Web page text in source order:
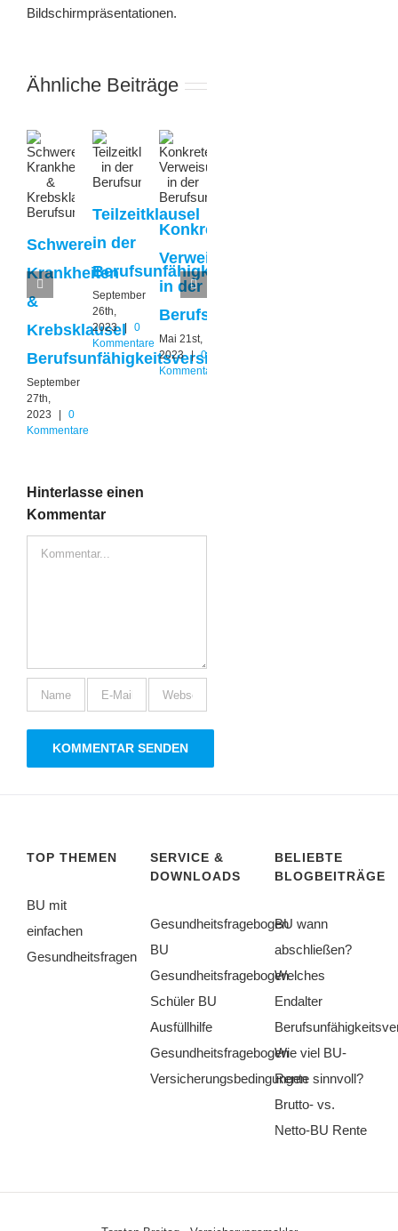
Bildschirmpräsentationen.
Ähnliche Beiträge
Schwere
Krankheiten
&
Krebsklausel
Berufsunfähigkeitsversicherung
September
27th,
2023
0
Kommentare
Teilzeitklausel
in der
Berufsunfähigkeitsversicherung
September
26th,
2023 |
0
Kommentare
Konkrete
Verweisung
in der
Mai 21st,
2023 | 0
Kommentare
Hinterlasse einen
Kommentar
Kommentar
TOP THEMEN
BU mit
einfachen
Gesundheitsfragen
SERVICE &
DOWNLOADS
Gesundheitsfragebogen
BU
Gesundheitsfragebogen
Schüler BU
Ausfüllhilfe
Gesundheitsfragebogen
Versicherungsbedingungen
BELIEBTE
BLOGBEITRÄGE
BU wann
abschließen?
Welches
Endalter
Wie viel BU-
Rente sinnvoll?
Brutto- vs.
Netto-BU Rente